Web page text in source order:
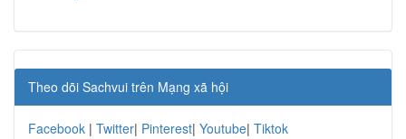
Theo dõi Sachvui trên Mạng xã hội
Facebook | Twitter| Pinterest| Youtube| Tiktok